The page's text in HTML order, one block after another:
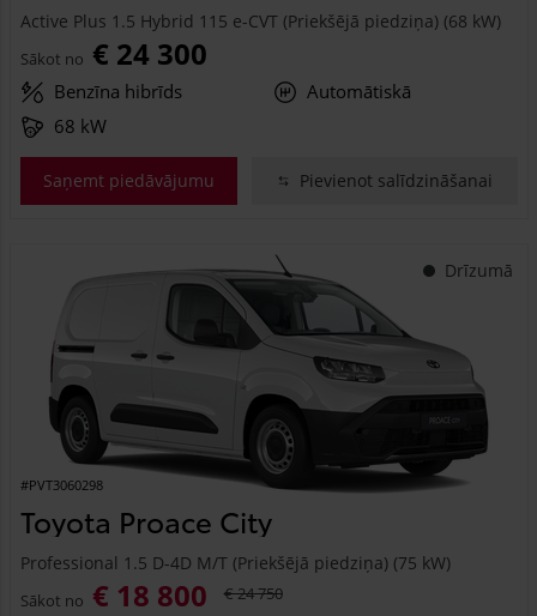
Active Plus 1.5 Hybrid 115 e-CVT (Priekšējā piedziņa) (68 kW)
Sākot no € 24 300
Benzīna hibrīds
Automātiskā
68 kW
Saņemt piedāvājumu Pievienot salīdzināšanai
Drīzumā
#PVT3060298
Toyota Proace City
Professional 1.5 D-4D M/T (Priekšējā piedziņa) (75 kW)
Sākot no € 18 800 € 24 750